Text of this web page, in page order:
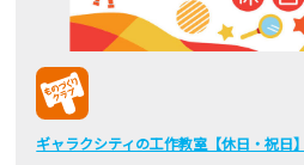
ギャラクシティの工作教室【休日・祝日】